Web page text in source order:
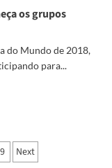
os grupos
do Mundo de 2018,
para...
Next